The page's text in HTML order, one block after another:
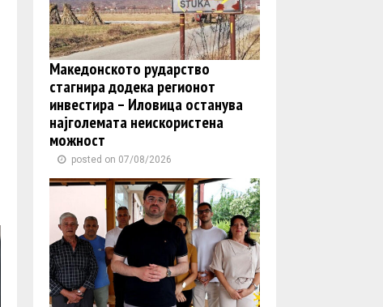
Македонското рударство
стагнира додека регионот
инвестира – Иловица останува
најголемата неискористена
можност
posted on 07/08/2026